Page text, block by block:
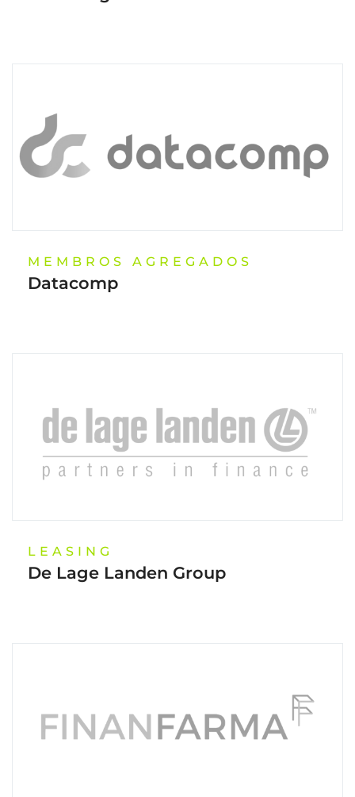
MEMBROS AGREGADOS
Datacomp
LEASING
De Lage Landen Group